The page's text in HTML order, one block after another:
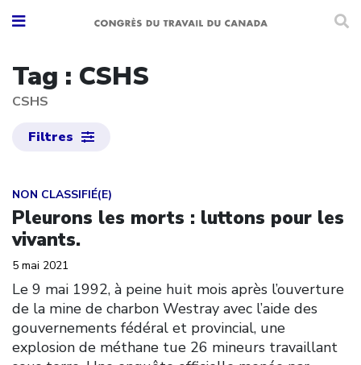
Tag : CSHS
CSHS
Filtres
NON CLASSIFIÉ(E)
Pleurons les morts : luttons pour les
vivants.
5 mai 2021
Le 9 mai 1992, à peine huit mois après l’ouverture
de la mine de charbon Westray avec l’aide des
gouvernements fédéral et provincial, une
explosion de méthane tue 26 mineurs travaillant
Click to open the link